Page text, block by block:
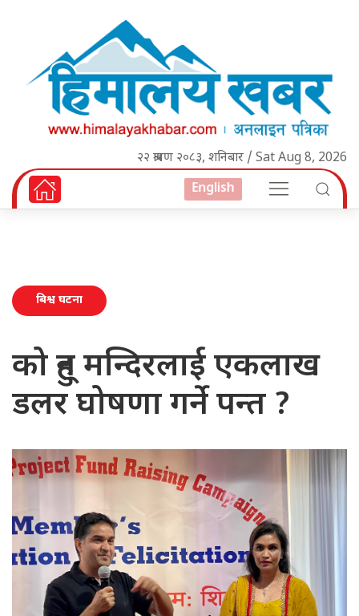
२२ श्रावण २०८३, शनिबार / Sat Aug 8, 2026
English
बिश्व घटना
को हुन् मन्दिरलाई एकलाख
डलर घोषणा गर्ने पन्त ?